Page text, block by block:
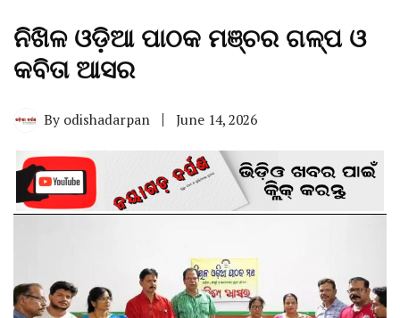
ନିଖିଳ ଓଡ଼ିଆ ପାଠକ ମଞ୍ଚର ଗଳ୍ପ ଓ
କବିତା ଆସର
By odishadarpan June 14, 2026